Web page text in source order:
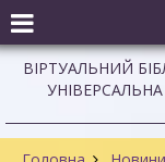
ВІРТУАЛЬНИЙ